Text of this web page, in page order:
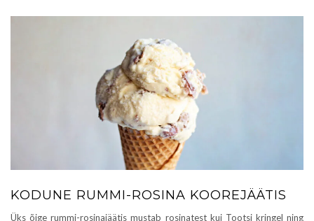
KODUNE RUMMI-ROSINA KOOREJÄÄTIS
Üks õige rummi-rosinajäätis mustab rosinatest kui Tootsi kringel ning